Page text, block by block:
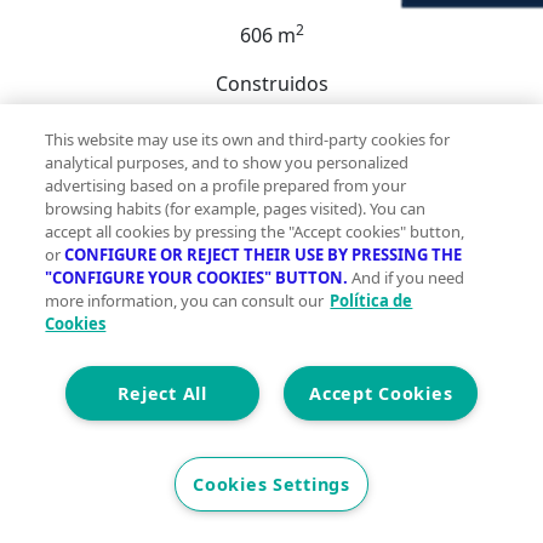
606 m2
Construidos
0
0
Et. EnergéticaCons.G
Precio
65.000 €
~Descubra la oportunidad perfecta de poseer una
Aceituno. Esta impresionante parcela de 606 m2
cuenta con una atractiva orientación suroeste, lo que
que la acompañan.~~Disfrute de un cómodo acceso a
los servicios locales mientras se deleita con la
This website may use its own and third-party cookies for
analytical purposes, and to show you personalized
advertising based on a profile prepared from your
browsing habits (for example, pages visited). You can
accept all cookies by pressing the "Accept cookies" button,
orCONFIGURE OR REJECT THEIR USE BY PRESSING THE
"CONFIGURE YOUR COOKIES" BUTTON. And if you need
more information, you can consult our Política de
Cookies
Accept Cookies
Reject All
Cookies Settings